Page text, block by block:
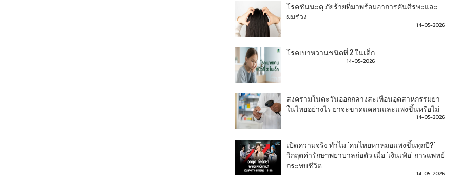
โรคชันนะตุ ภัยร้ายที่มาพร้อมอาการคันศีรษะและ
ผมร่วง
14-05-2026
โรคเบาหวานชนิดที่ 2 ในเด็ก
14-05-2026
สงครามในตะวันออกกลางสะเทือนอุตสาหกรรมยา
ในไทยอย่างไร ยาจะขาดแคลนและแพงขึ้นหรือไม่
14-05-2026
เปิดความจริง ทำไม 'คนไทยหาหมอแพงขึ้นทุกปี?'
วิกฤตค่ารักษาพยาบาลก่อตัว เมื่อ 'เงินเฟ้อ' การแพทย์
กระทบชีวิต
14-05-2026